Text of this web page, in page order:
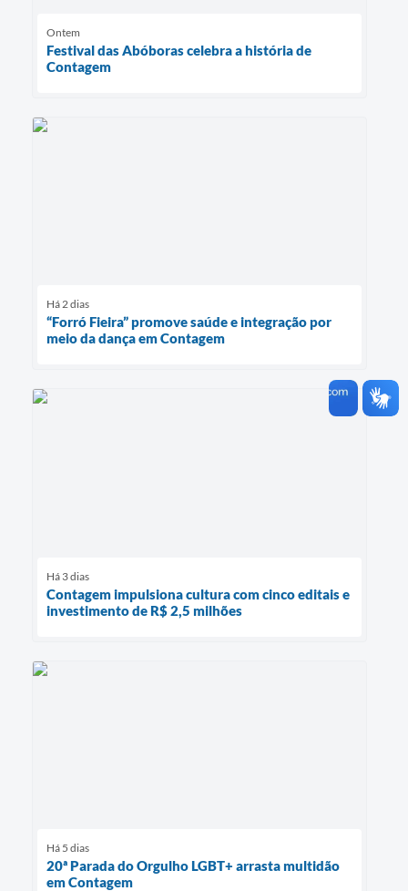
Ontem
Festival das Abóboras celebra a história de
Contagem
Há 2 dias
“Forró Fieira” promove saúde e integração por
meio da dança em Contagem
Há 3 dias
Contagem impulsiona cultura com cinco editais e
investimento de R$ 2,5 milhões
Há 5 dias
20ª Parada do Orgulho LGBT+ arrasta multidão
em Contagem